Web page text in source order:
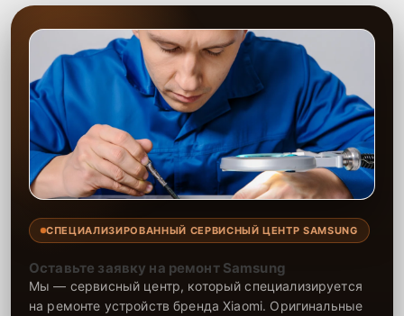
СПЕЦИАЛИЗИРОВАННЫЙ СЕРВИСНЫЙ ЦЕНТР SAMSUNG
Оставьте заявку на ремонт Samsung
Мы — сервисный центр, который специализируется
на ремонте устройств бренда Xiaomi. Оригинальные